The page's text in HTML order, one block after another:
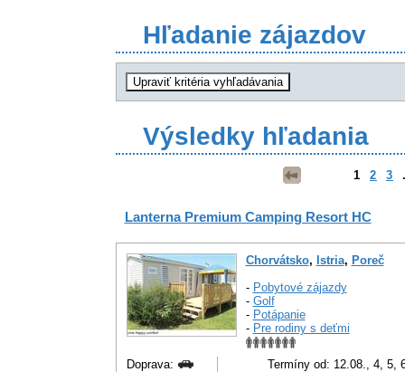
Hľadanie zájazdov
Výsledky hľadania
1 2 3
Lanterna Premium Camping Resort HC
Chorvátsko, Istria, Poreč
- Pobytové zájazdy
- Golf
- Potápanie
- Pre rodiny s deťmi
Doprava: Termíny od: 12.08., 4, 5,